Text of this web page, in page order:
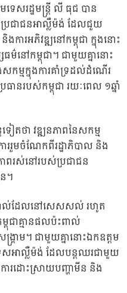
ទេសរដ្ឋមន្រ្តី លី ធុជ បាន
រជាជនអាល្លឺម៉ង់ ដែលជួយ
ការអភិវឌ្ឍនៅកម្ពុជា ក្នុងនោះ
នៅកម្ពុជា។ ជាមួយគ្នានោះ
ម្មក្នុងការគាំទ្រដល់ដំណើរ
ធានរបស់កម្ពុជា រយៈពេល ១ឆ្នាំ
ៀតថា វឌ្ឍនភាពនៃសកម្ម
ររួមចំណែកពីរដ្ឋាភិបាល និង
ាពរស់នៅរបស់ប្រជាជន
។
ពាល់ដែលនៅសេសសល់ រហូត
ជាគ្មានផលប៉ះពាល់
ាម។ ជាមួយគ្នានោះឯកឧត្តម
អាល្លឺម៉ង់ ដែលបន្តឈរជាមួយ
ការដោះស្រាយបញ្ហាមីន និង